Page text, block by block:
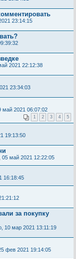
23:14:15
2021 22:12:38
23:34:03
май 2021 06:07:02
1 2 3 4 5
19:13:50
05 май 2021 12:22:05
16:18:45
за покупку
10 мар 2021 13:11:19
фев 2021 19:14:05